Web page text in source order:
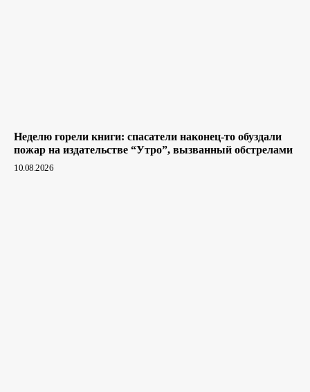
Неделю горели книги: спасатели наконец-то обуздали
пожар на издательстве “Утро”, вызванный обстрелами
10.08.2026